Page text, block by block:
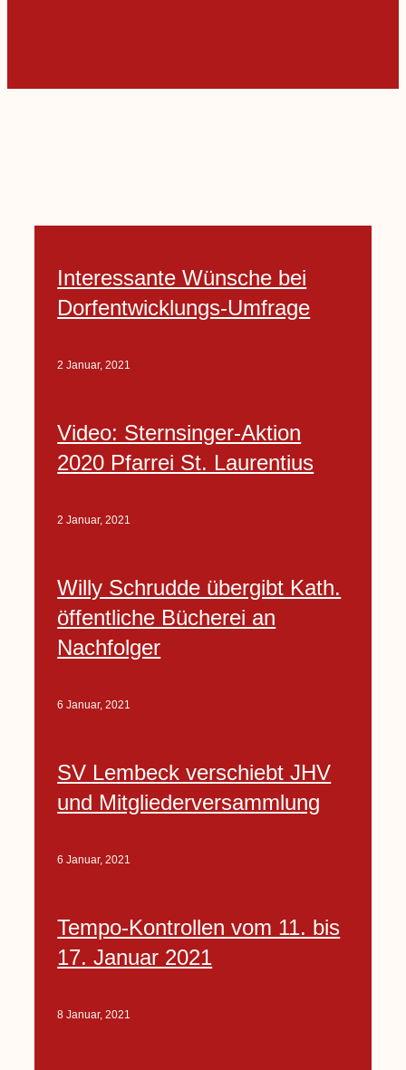
Interessante Wünsche bei
Dorfentwicklungs-Umfrage
2 Januar, 2021
Video: Sternsinger-Aktion
2020 Pfarrei St. Laurentius
2 Januar, 2021
Willy Schrudde übergibt Kath.
öffentliche Bücherei an
Nachfolger
6 Januar, 2021
SV Lembeck verschiebt JHV
und Mitgliederversammlung
6 Januar, 2021
Tempo-Kontrollen vom 11. bis
17. Januar 2021
8 Januar, 2021